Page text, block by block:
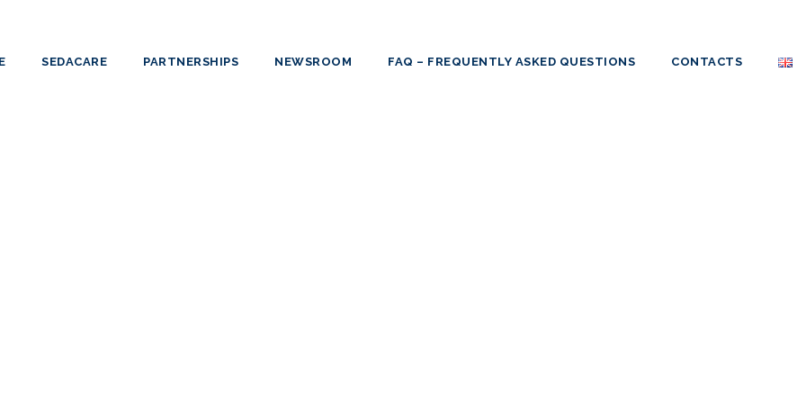
SEDACARE PARTNERSHIPS NEWSROOM FAQ – FREQUENTLY ASKED QUESTIONS CONTACTS